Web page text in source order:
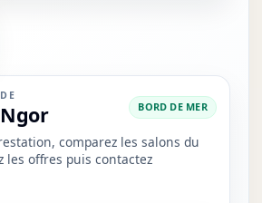
BORD DE MER
comparez les salons du
les offres puis contactez